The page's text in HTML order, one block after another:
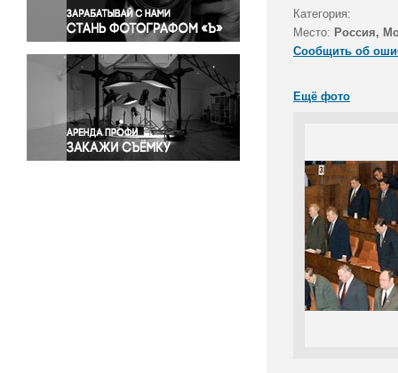
Происшествия и конфликты
Религия
Светская жизнь
Спорт
Экология
Экономика и бизнес
Категория:
Место: Россия,
Сообщить об
Ещё фото